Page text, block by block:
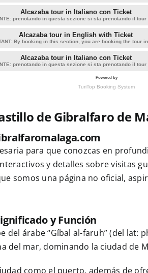
de Gibralfaro de
para que conozcas en
y detalles sobre visitas
somos una página no oficial,
y Función
árabe “Gíbal al-faruh” (del lat:
del mar, dominando la ciudad de
como el puerto, además de